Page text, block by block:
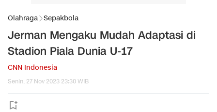
Olahraga Sepakbola
Jerman Mengaku Mudah Adaptasi di
Stadion Piala Dunia U-17
CNN Indonesia
Senin, 27 Nov 2023 23:30 WIB